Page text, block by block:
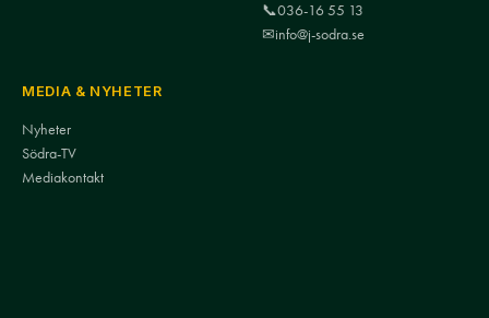
📞036-16 55 13
✉info@j-sodra.se
MEDIA & NYHETER
Nyheter
Södra-TV
Mediakontakt